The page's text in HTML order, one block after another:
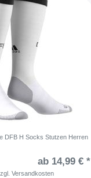
DFB H Socks Stutzen Herren
ab 14,99 € *
Versandkosten